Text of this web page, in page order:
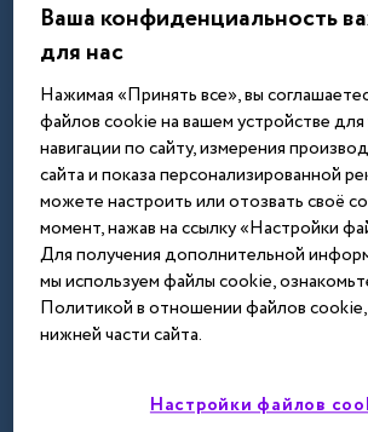
Этот материал доступен
после авторизации. Войдите
зарегистрируйтесь, чтобы
доступ ко всем материалам
Введите телефон или email
Далее
Ваша конфиденциальность
для нас
Нажимая «Принять все», вы
файлов cookie на вашем устройстве
навигации по сайту, измерения
сайта и показа персонализированной
можете настроить или отозвать своё
момент, нажав на ссылку «Настройки
Для получения дополнительной
мы используем файлы cookie,
Политикой в отношении файлов
нижней части сайта.
Настройки файлов